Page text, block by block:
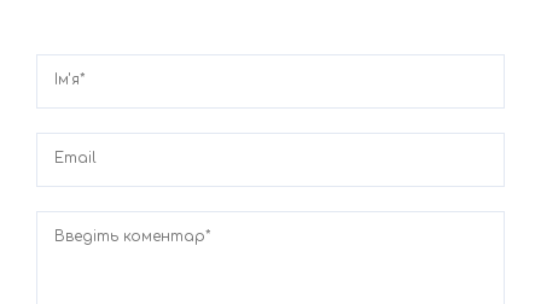
Ім'я*
Email
Введіть коментар*